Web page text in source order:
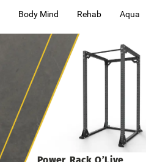
Body Mind Rehab Aqua